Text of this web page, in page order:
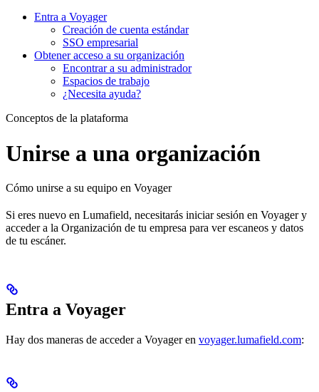
Entra a Voyager
Creación de cuenta estándar
SSO empresarial
Obtener acceso a su organización
Encontrar a su administrador
Espacios de trabajo
¿Necesita ayuda?
Conceptos de la plataforma
Unirse a una organización
Cómo unirse a su equipo en Voyager
Si eres nuevo en Lumafield, necesitarás iniciar sesión en Voyager y
acceder a la Organización de tu empresa para ver escaneos y datos
de tu escáner.
Entra a Voyager
Hay dos maneras de acceder a Voyager en voyager.lumafield.com: